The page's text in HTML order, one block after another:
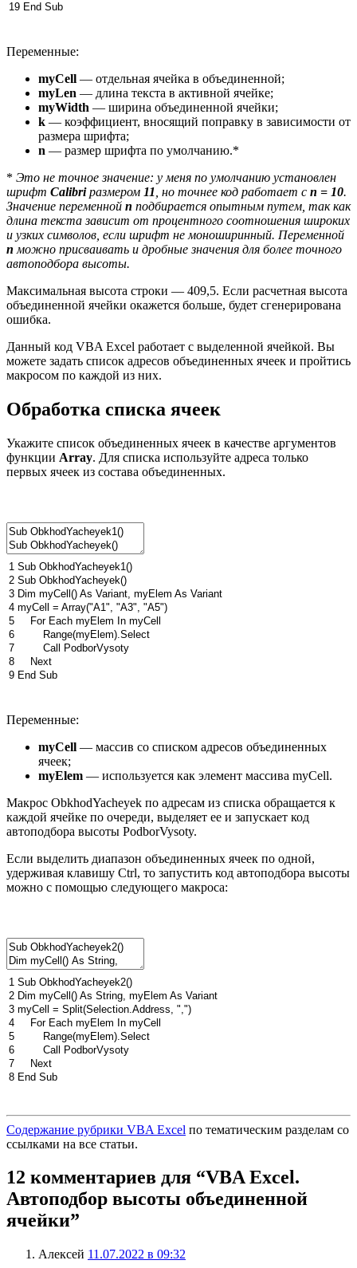
19 End Sub
Переменные:
myCell — отдельная ячейка в объединенной;
myLen — длина текста в активной ячейке;
myWidth — ширина объединенной ячейки;
k — коэффициент, вносящий поправку в зависимости от
размера шрифта;
n — размер шрифта по умолчанию.*
* Это не точное значение: у меня по умолчанию установлен
шрифт Calibriразмером 11 , но точнее код работает с n = 10.
Значение переменной n подбирается опытным путем, так как
длина текста зависит от процентного соотношения широких
и узких символов, если шрифт не моноширинный. Переменной
n можно присваивать и дробные значения для более точного
автоподбора высоты.
Максимальная высота строки — 409,5. Если расчетная высота
объединенной ячейки окажется больше, будет сгенерирована
ошибка.
Данный код VBA Excel работает с выделенной ячейкой. Вы
можете задать список адресов объединенных ячеек и пройтись
макросом по каждой из них.
Обработка списка ячеек
Укажите список объединенных ячеек в качестве аргументов
функции Array. Для списка используйте адреса только
первых ячеек из состава объединенных.
1
2
3
4
5
6
7
8
9
Sub ObkhodYacheyek1 ()
Sub ObkhodYacheyek()
Dim myCell () As Variant myElem As Variant
myCell
= Array("A1" "A3" "A5")
For Each myElem In myCell
Range(myElem) Select
Call
PodborVysoty
Next
End Sub
Переменные:
myCell — массив со списком адресов объединенных
ячеек;
myElem — используется как элемент массива myCell.
Макрос ObkhodYacheyek по адресам из списка обращается к
каждой ячейке по очереди, выделяет ее и запускает код
автоподбора высоты PodborVysoty.
Если выделить диапазон объединенных ячеек по одной,
удерживая клавишу Ctrl, то запустить код автоподбора высоты
можно с помощью следующего макроса:
1
2
3
4
5
6
7
8
Sub ObkhodYacheyek2()
Dim myCell() As String myElem As Variant
myCell = Split(Selection Address ",")
For Each myElem In myCell
Range(myElem) Select
Call PodborVysoty
Next
End Sub
Содержание рубрики VBA Excel по тематическим разделам со
ссылками на все статьи.
12 комментариев для “VBA Excel.
Автоподбор высоты объединенной
ячейки”
Алексей 11.07.2022 в 09:32